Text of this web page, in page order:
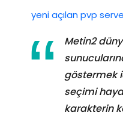
yeni açılan pvp
Metin2
göstermek
seçimi
karakterin